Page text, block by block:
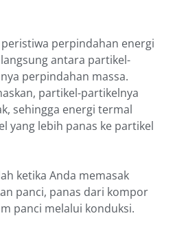
perpindahan energi
antara partikel-
perpindahan massa.
partikel-partikelnya
sehingga energi termal
yang lebih panas ke partikel
ketika Anda memasak
panci, panas dari kompor
panci melalui konduksi.